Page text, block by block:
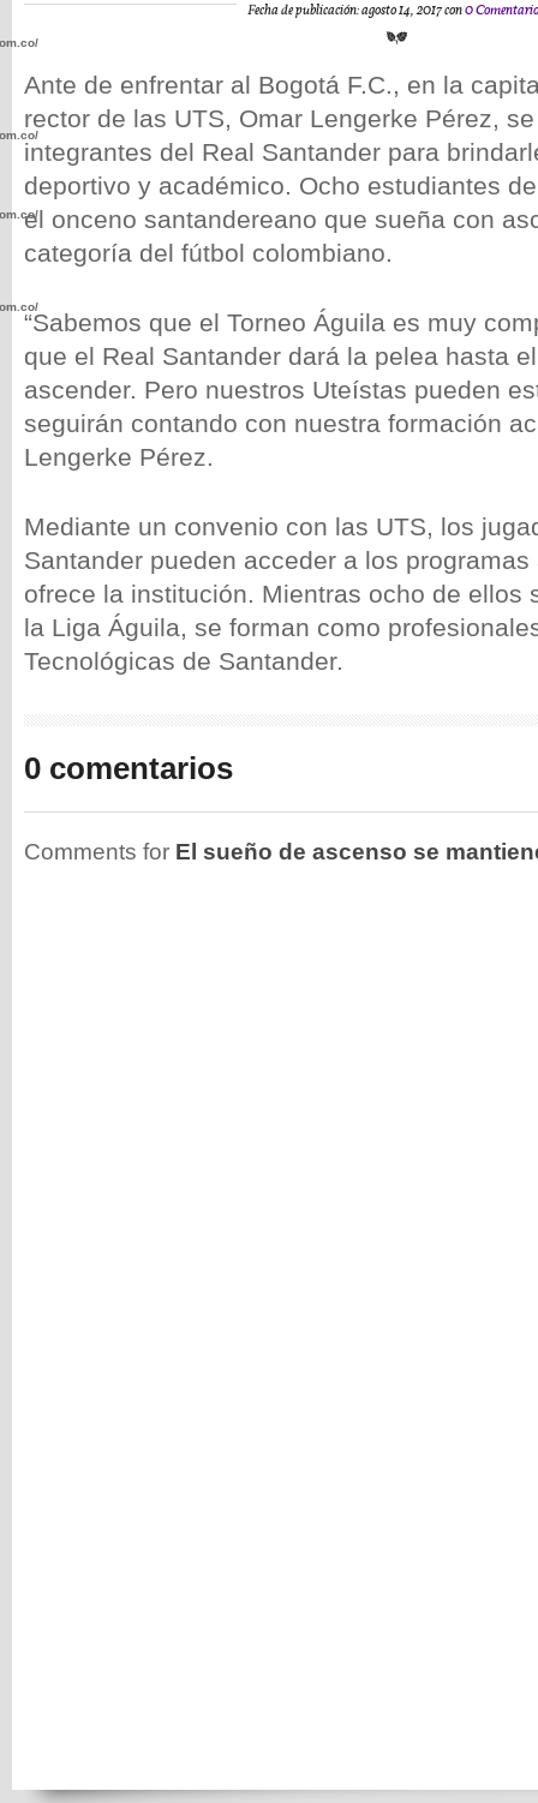
Fecha de publicación: agosto 14, 2017 con0
Ante de enfrentar al Bogotá F.C., en la
rector de las UTS, Omar Lengerke Pérez,
integrantes del Real Santander para
deportivo y académico. Ocho estudiantes
el onceno santandereano que sueña con
categoría del fútbol colombiano.
“Sabemos que el Torneo Águila es muy
que el Real Santander dará la pelea hasta
ascender. Pero nuestros Uteístas pueden
seguirán contando con nuestra formación
Lengerke Pérez.
Mediante un convenio con las UTS, los
Santander pueden acceder a los
ofrece la institución. Mientras ocho de ellos
la Liga Águila, se forman como
Tecnológicas de Santander.
0 comentarios
Comments for El sueño de ascenso se
wp-
wp-
wp-
wp-
wp-
wp-